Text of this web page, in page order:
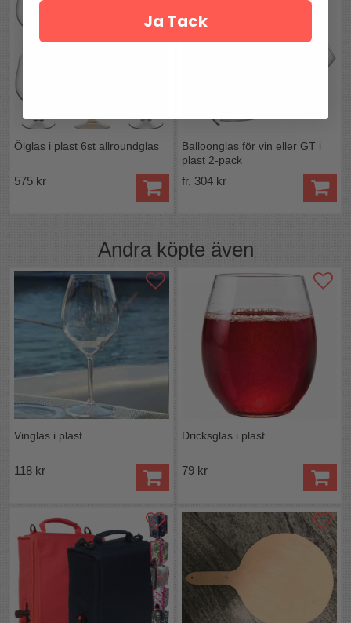
Ölglas i plast 6st allroundglas
575 kr
Balloonglas för vin eller GT i
plast 2-pack
fr. 304 kr
Andra köpte även
Vinglas i plast
118 kr
Dricksglas i plast
79 kr
Ja Tack